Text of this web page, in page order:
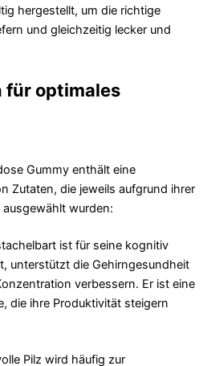
hergestellt, um die richtige
und gleichzeitig lecker und
optimales
Gummy enthält eine
Zutaten, die jeweils aufgrund ihrer
wurden:
ist für seine kognitiv
unterstützt die Gehirngesundheit
verbessern. Er ist eine
die ihre Produktivität steigern
Pilz wird häufig zur